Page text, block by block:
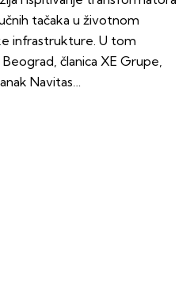
tačaka u životnom
infrastrukture. U tom
članica XE Grupe,
Navitas…